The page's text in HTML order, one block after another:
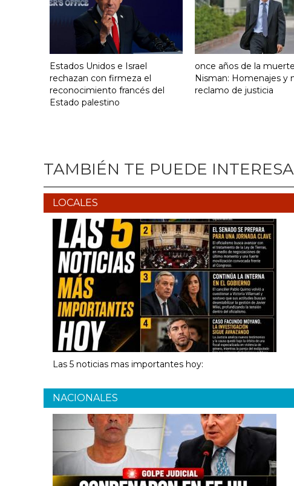
Estados Unidos e Israel
rechazan con firmeza el
reconocimiento francés del
Estado palestino
once años de la
Nisman: Homenajes y
reclamo de justicia
TAMBIÉN TE PUEDE
LOCALES
Las 5 noticias mas importantes hoy:
NACIONALES